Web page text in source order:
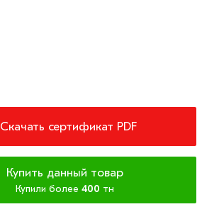
Скачать сертификат PDF
Купить данный товар
Купили более 400 тн